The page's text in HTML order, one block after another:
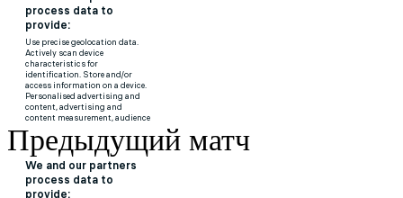
Предыдущий матч